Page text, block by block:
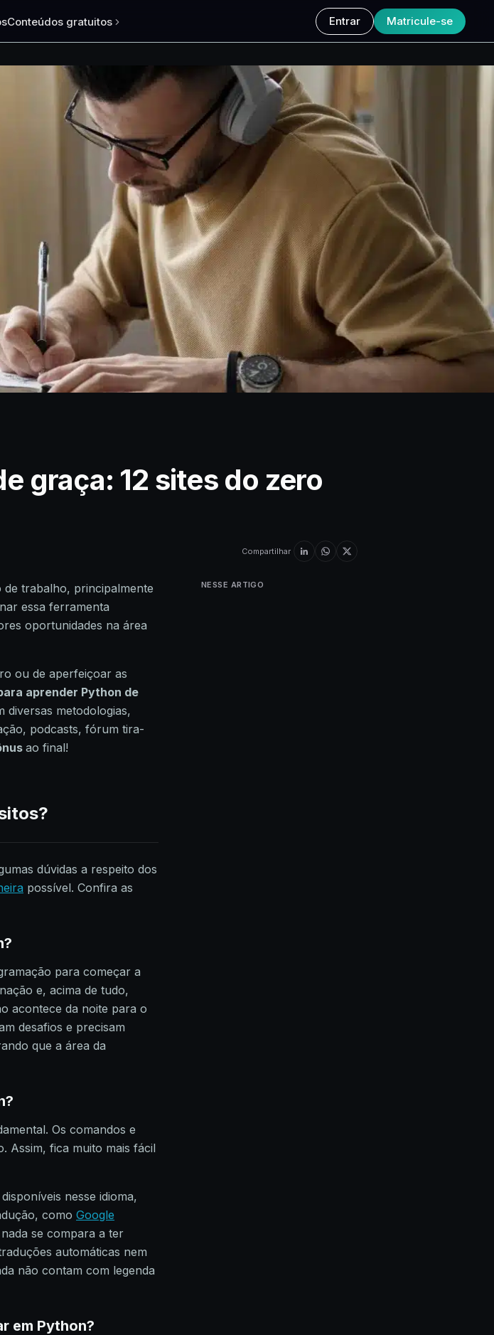
Conteúdos gratuitos Entrar Matricule-se
graça: 12 sites do zero
Compartilhar
de trabalho, principalmente
essa ferramenta
oportunidades na área
ou de aperfeiçoar as
aprender Python de
diversas metodologias,
podcasts, fórum tira-
ao final!
dúvidas a respeito dos
possível. Confira as
para começar a
e, acima de tudo,
acontece da noite para o
desafios e precisam
que a área da
Os comandos e
Assim, fica muito mais fácil
nesse idioma,
como Google
se compara a ter
automáticas nem
não contam com legenda
em Python?
NESSE ARTIGO